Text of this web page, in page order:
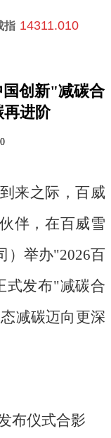
指 14311.010
国创新"减碳合
进阶
来之际，百威
伴，在百威雪
）举办"2026百
式发布"减碳合
减碳迈向更深
布仪式合影